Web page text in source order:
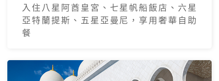
入住八星阿酋皇宮、七星帆船飯店、六星
亞特蘭提斯、五星亞曼尼，享用奢華自助
餐